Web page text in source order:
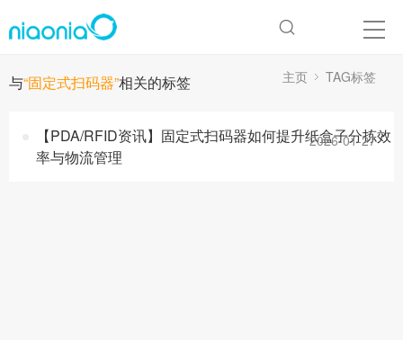
与“固定式扫码器”相关的标签 主页 TAG标签
【PDA/RFID资讯】固定式扫码器如何提升纸盒子分拣效
率与物流管理
2026-01-27